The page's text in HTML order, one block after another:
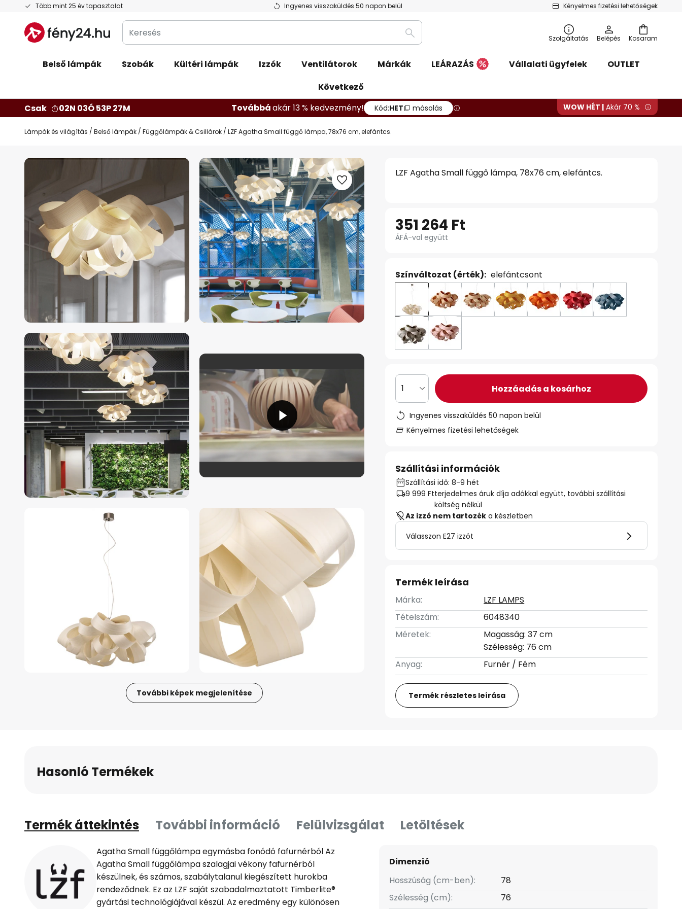
Több mint 25 év tapasztalat Ingyenes visszaküldés 50 napon belül Kényelmes fizetési lehetőségek
Ugrás
tartalomhoz
Kosaram
Keresés
Keresés
Szolgáltatás Belépés
Belső lámpák Szobák Kültéri lámpák Izzók Ventilátorok Márkák LEÁRAZÁS Vállalati ügyfelek
OUTLET
Következő
Csak
02N 03Ó 53P 26M Továbbáakár 13 % kedvezmény! Kód:HET másolás WOW HÉT | Akár 70 %
Lámpák és világítás Belső lámpák Függőlámpák & Csillárok LZF Agatha Small függő lámpa, 78x76 cm, elefántcs.
Ugrás
végére
További képek megjelenítése
LZF Agatha Small függő lámpa, 78x76 cm, elefántcs.
351 264 Ft
ÁFÁ-val együtt
Színváltozat (érték): elefántcsont
1 Hozzáadás a kosárhoz
Ingyenes visszaküldés 50 napon belül
Kényelmes fizetési lehetőségek
Szállítási információk
Szállítási idő: 8-9 hét
9 999 Ftterjedelmes áruk díja adókkal együtt, további szállítási
költség nélkül
Az izzó nem tartozék a készletben
Válasszon E27 izzót
Termék leírása
Márka:
LZF LAMPS
Tételszám:
6048340
Méretek:
Magasság: 37 cm
Szélesség: 76 cm
Anyag:
Furnér / Fém
Termék részletes leírása
Hasonló Termékek
Termék áttekintés További információ Felülvizsgálat Letöltések
Agatha Small függőlámpa egymásba fonódó fafurnérból Az
Agatha Small függőlámpa szalagjai vékony fafurnérból
készülnek, és számos, szabálytalanul kiegészített hurokba
rendeződnek. Ez az LZF saját szabadalmaztatott Timberlite®
gyártási technológiájával készül. Az eredmény egy különösen
Dimenzió
Hosszúság (cm-ben):
78
Szélesség (cm):
76